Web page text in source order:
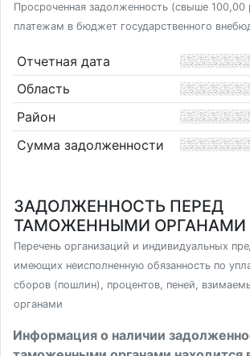
Просроченная задолженность (свыше 100,00
платежам в бюджет государственного
Отчетная дата
Область
Район
Сумма задолженности
ЗАДОЛЖЕННОСТЬ ПЕРЕД
ТАМОЖЕННЫМИ ОРГАНАМИ
Перечень организаций и индивидуальных
имеющих неисполненную обязанность по
сборов (пошлин), процентов, пеней,
органами
Информация о наличии